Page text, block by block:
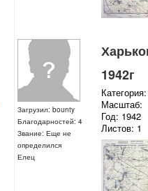
Загрузил: bounty
Благодарностей: 4
Звание: Еще не
определился
Елец
1942г
Масштаб:
Год: 1942
Листов: 1